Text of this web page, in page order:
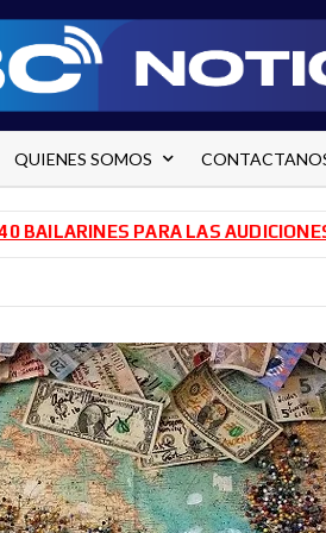
QUIENES SOMOS
PARA LAS AUDICIONES DEL